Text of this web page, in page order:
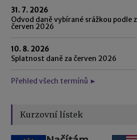
31. 7. 2026
Odvod daně vybírané srážkou podle
červen 2026
10. 8. 2026
Splatnost daně za červen 2026
Přehled všech termínů ►
Kurzovní lístek